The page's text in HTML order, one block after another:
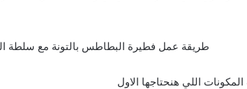
اللي هنحتاجها الاول